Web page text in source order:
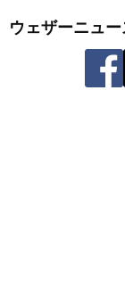
ウェザーニュ